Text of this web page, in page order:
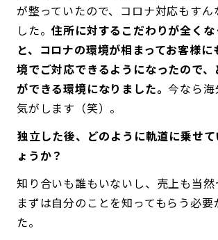
が整っていたので、コロナ対応もすん
した。住所に対するこだわりが全く
と、コロナの環境が相まってお客様に
境でご対応できるようになったので
ができる環境になりました。今なら
気がします（笑）。
――独立した後、どのように軌道に乗せ
ょうか？
知り合いも誰もいないし、売上も当然
まずは自分のことを知ってもらう必要
た。